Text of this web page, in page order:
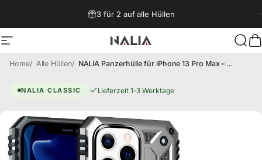
3 für 2 auf alle Hüllen
Seitennavigation NALIA Berlin
Home Alle Hüllen NALIA Panzerhülle für iPhone 13 Pro Max – Ring-Ständer 360° & Magnet-Halterung Kompatibel – RINGDEFEND (Stoßfestes Outdoor Case) – Marke aus Berlin
NALIA CLASSIC Lieferzeit 1-3 Werktage